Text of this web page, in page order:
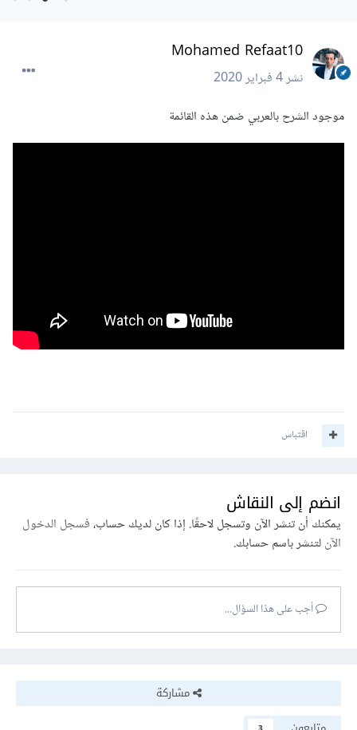
Mohamed Refaat10
نشر4 فبراير 2020
موجود الشرح بالعربي ضمن هذه القائمة
اقتباس
انضم إلى النقاش
يمكنك أن تنشر الآن وتسجل لاحقًا. إذا كان لديك حساب،فسجل الدخول
الآنلتنشر باسم حسابك.
أجب على هذا السؤال...
مشاركة